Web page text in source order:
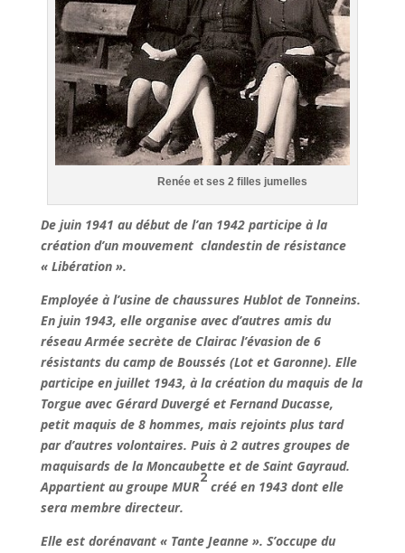
Renée et ses 2 filles jumelles
De juin 1941 au début de l’an 1942 participe à la
création d’un mouvement clandestin de résistance
« Libération ».
Employée à l’usine de chaussures Hublot de Tonneins.
En juin 1943, elle organise avec d’autres amis du
réseau Armée secrète de Clairac l’évasion de 6
résistants du camp de Boussés (Lot et Garonne). Elle
participe en juillet 1943, à la création du maquis de la
Torgue avec Gérard Duvergé et Fernand Ducasse,
petit maquis de 8 hommes, mais rejoints plus tard
par d’autres volontaires. Puis à 2 autres groupes de
maquisards de la Moncaubette et de Saint Gayraud.
Appartient au groupe MUR
2
créé en 1943 dont elle
sera membre directeur.
Elle est dorénavant « Tante Jeanne ». S’occupe du